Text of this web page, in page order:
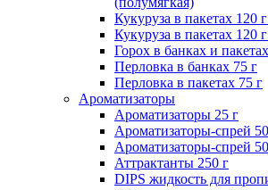
Кукуруза в пакетах 120
Кукуруза в пакетах 120
Горох в банках и
Перловка в банках 75 г
Перловка в пакетах 75 г
Ароматизаторы
Ароматизаторы 25 г
Ароматизаторы-спрей
Ароматизаторы-спрей
Аттрактанты 250 г
DIPS жидкость для